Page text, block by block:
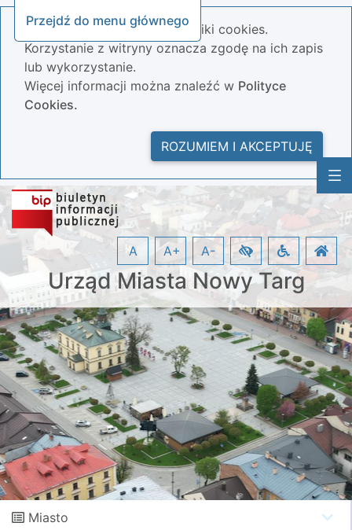
Przejdź do menu głównego
Nasza strona wykorzystuje pliki cookies.
Korzystanie z witryny oznacza zgodę na ich zapis
lub wykorzystanie.
Więcej informacji można znaleźć w Polityce
Cookies.
ROZUMIEM I AKCEPTUJĘ
Urząd Miasta Nowy Targ
A A+ A-
Miasto